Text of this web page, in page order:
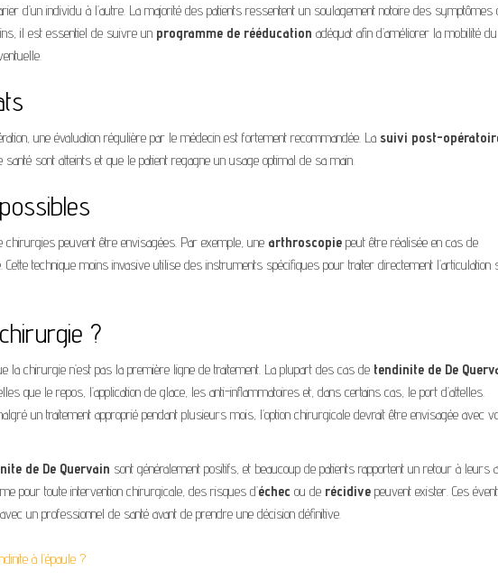
d’un individu à l’autre. La majorité des patients ressentent un soulagement notoire des symptômes
il est essentiel de suivre un programme de rééducation adéquat afin d’améliorer la mobilité
une évaluation régulière par le médecin est fortement recommandée. La suivi post-
sont atteints et que le patient regagne un usage optimal de sa main.
chirurgies peuvent être envisagées. Par exemple, une arthroscopie peut être réalisée en cas de
Cette technique moins invasive utilise des instruments spécifiques pour traiter directement l’articulation
?
la chirurgie n’est pas la première ligne de traitement. La plupart des cas de tendinite de De
que le repos, l’application de glace, les anti-inflammatoires et, dans certains cas, le port d’attelles.
un traitement approprié pendant plusieurs mois, l’option chirurgicale devrait être envisagée avec
de De Quervain sont généralement positifs, et beaucoup de patients rapportent un retour à leurs
pour toute intervention chirurgicale, des risques d’échec ou de récidive peuvent exister. Ces
un professionnel de santé avant de prendre une décision définitive.
à l’épaule ?